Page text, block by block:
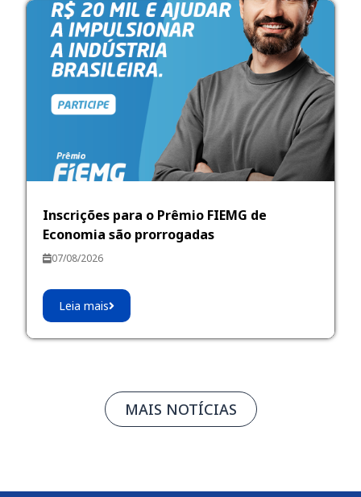
Inscrições para o Prêmio FIEMG de
Economia são prorrogadas
07/08/2026
Leia mais
MAIS NOTÍCIAS